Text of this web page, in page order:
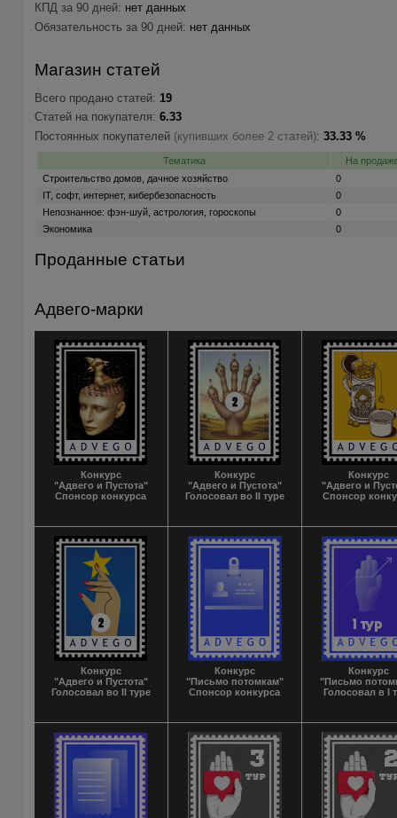
КПД за 90 дней: нет данных
Обязательность за 90 дней: нет данных
Магазин статей
Всего продано статей: 19
Статей на покупателя: 6.33
Постоянных покупателей (купивших более 2 статей): 33.33 %
Тематика
На
Строительство домов, дачное хозяйство
0
IT, софт, интернет, кибербезопасность
0
Непознанное: фэн-шуй, астрология, гороскопы
0
Экономика
0
Проданные статьи
Адвего-марки
Конкурс
"Адвего и Пустота"
Спонсор конкурса
Конкурс
"Адвего и Пустота"
Голосовал во II туре
Конкурс
"Адвего и
Спонсор
Конкурс
"Адвего и Пустота"
Голосовал во II туре
Конкурс
"Письмо потомкам"
Спонсор конкурса
Конкурс
"Письмо
Голосовал в I